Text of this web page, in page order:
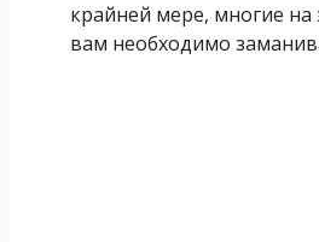
крайней мере, многие на
вам необходимо